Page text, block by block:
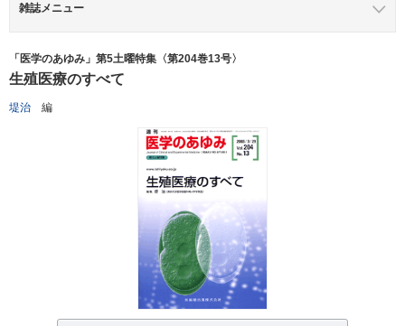
雑誌メニュー
「医学のあゆみ」第5土曜特集〈第204巻13号〉
生殖医療のすべて
堤治 編